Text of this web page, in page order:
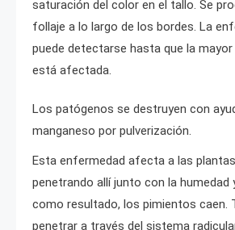
saturación del color en el tallo. Se
follaje a lo largo de los bordes. La
puede detectarse hasta que la
está afectada.
Los patógenos se destruyen con
manganeso por pulverización.
Esta enfermedad afecta a las
penetrando allí junto con la humedad
como resultado, los pimientos caen.
penetrar a través del sistema